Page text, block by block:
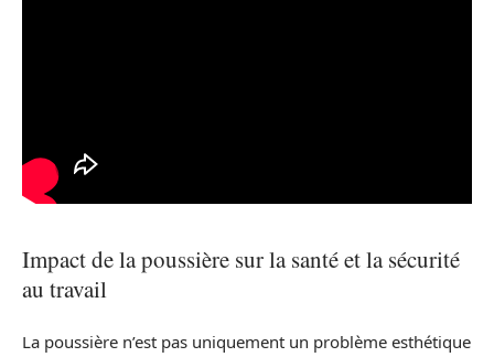
Impact de la poussière sur la santé et la sécurité
au travail
La poussière n’est pas uniquement un problème esthétique